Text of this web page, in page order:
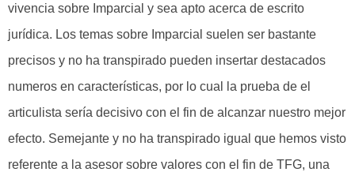
vivencia sobre Imparcial y sea apto acerca de escrito
jurídica. Los temas sobre Imparcial suelen ser bastante
precisos y no ha transpirado pueden insertar destacados
numeros en características, por lo cual la prueba de el
articulista serí­a decisivo con el fin de alcanzar nuestro mejor
efecto. Semejante y no ha transpirado igual que hemos visto
referente a la asesor sobre valores con el fin de TFG, una